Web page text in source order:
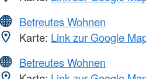
Betreutes Wohnen
Karte: Link zur Google
Betreutes Wohnen